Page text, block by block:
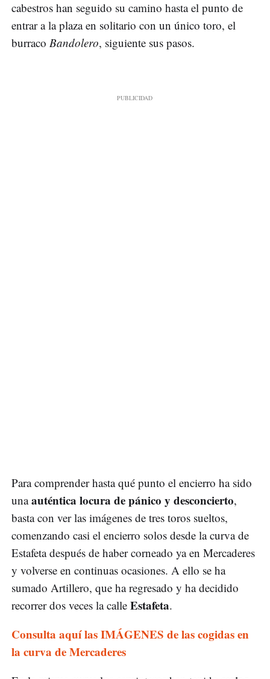
cabestros han seguido su camino hasta el punto de
entrar a la plaza en solitario con un único toro, el
burraco Bandolero, siguiente sus pasos.
Para comprender hasta qué punto el encierro ha sido
unaauténtica locura de pánico y desconcierto,
basta con ver las imágenes de tres toros sueltos,
comenzando casi el encierro solos desde la curva de
Estafeta después de haber corneado ya en Mercaderes
y volverse en continuas ocasiones. A ello se ha
sumado Artillero, que ha regresado y ha decidido
recorrer dos veces la calle Estafeta.
Consulta aquí las IMÁGENES de las cogidas en
la curva de Mercaderes